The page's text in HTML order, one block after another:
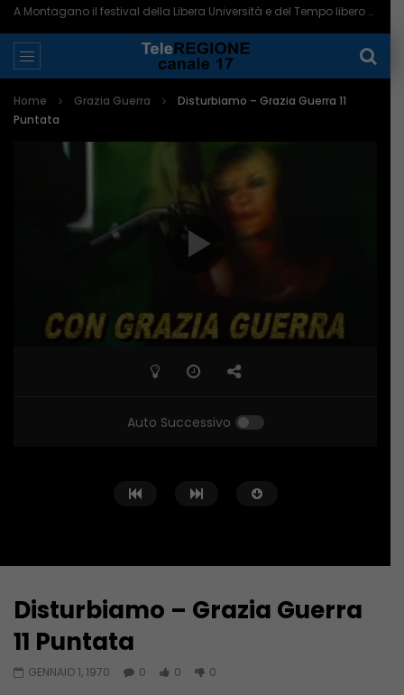
A Montagano il festival della Libera Università e del Tempo libero – 09/08/2026
Home Grazia Guerra
Disturbiamo – Grazia Guerra 11
Puntata
Auto Successivo
Disturbiamo – Grazia Guerra 3
Puntata
Disturbiamo – Grazia Guerra
11 Puntata
GENNAIO 1, 1970 0 0 0